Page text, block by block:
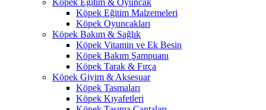
Köpek Eğitim Malzemeleri
Köpek Oyuncakları
Köpek Bakım & Sağlık
Köpek Vitamin ve Ek Besin
Köpek Bakım Şampuanı
Köpek Tarak & Fırça
Köpek Giyim & Aksesuar
Köpek Tasmaları
Köpek Kıyafetleri